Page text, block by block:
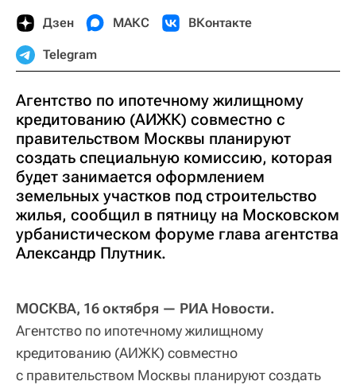
Дзен МАКС ВКонтакте
Telegram
Агентство по ипотечному жилищному
кредитованию (АИЖК) совместно с
правительством Москвы планируют
создать специальную комиссию, которая
будет занимается оформлением
земельных участков под строительство
жилья, сообщил в пятницу на Московском
урбанистическом форуме глава агентства
Александр Плутник.
МОСКВА, 16 октября — РИА Новости.
Агентство по ипотечному жилищному
кредитованию (АИЖК) совместно
с правительством Москвы планируют создать